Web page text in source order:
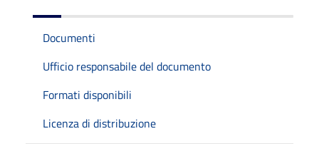
Documenti
Ufficio responsabile del documento
Formati disponibili
Licenza di distribuzione